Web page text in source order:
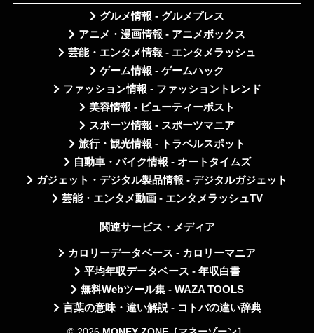
グルメ情報 - グルメプレス
アニメ・漫画情報 - アニメボックス
芸能・エンタメ情報 - エンタメラッシュ
ゲーム情報 - ゲームハック
ファッション情報 - ファッショントレンド
美容情報 - ビューティーポスト
スポーツ情報 - スポーツマニア
旅行・観光情報 - トラベルスポット
自動車・バイク情報 - オートタイムズ
ガジェット・デジタル製品情報 - デジタルガジェット
芸能・エンタメ動画 - エンタメラッシュTV
関連サービス・メディア
カロリーデータベース - カロリーマニア
平均年収データベース - 年収白書
無料Webツール集 - WAZA TOOLS
言葉の意味・違い解説 - コトバの違い辞典